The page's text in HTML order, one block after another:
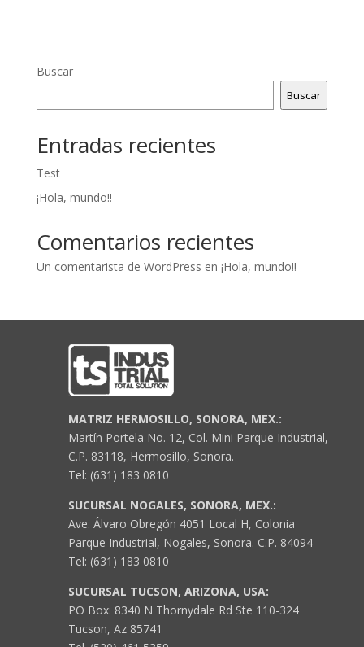
Buscar
Buscar
Entradas recientes
Test
¡Hola, mundo!!
Comentarios recientes
Un comentarista de WordPress en ¡Hola, mundo!!
MATRIZ HERMOSILLO, SONORA, MEX.:
Martín Portela No. 12, Col. Mini Parque Industrial,
C.P. 83118, Hermosillo, Sonora.
Tel: (631) 183 0810
SUCURSAL NOGALES, SONORA, MEX.:
Ave. Álvaro Obregón 4051 Local H, Colonia
Parque Industrial, Nogales, Sonora. C.P. 84094
Tel: (631) 183 0810
SUCURSAL TUCSON, ARIZONA, USA:
PO Box: 8340 N Thornydale Rd Ste 110-324
Tucson, Az 85741